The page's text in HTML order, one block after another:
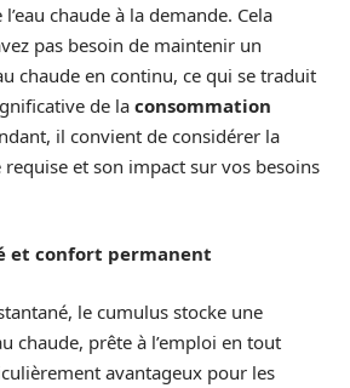
chaude à la demande. Cela
pas besoin de maintenir un
chaude en continu, ce qui se traduit
de la consommation
il convient de considérer la
et son impact sur vos besoins
et confort permanent
le cumulus stocke une
chaude, prête à l’emploi en tout
avantageux pour les